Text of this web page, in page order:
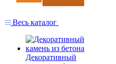
Весь каталог
Декоративный